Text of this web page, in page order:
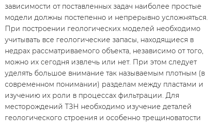
зависимости от поставленных задач наиболее простые
модели должны постепенно и непрерывно усложняться.
При построении геологических моделей необходимо
учитывать все геологические запасы, находящиеся в
недрах рассматриваемого объекта, независимо от того,
можно их сегодня извлечь или нет. При этом следует
уделять большое внимание так называемым плотным (в
современном понимании) разделам между пластами и
изучению их роли в процессах фильтрации. Для
месторождений ТЗН необходимо изучение деталей
геологического строения и особенно трещиноватости